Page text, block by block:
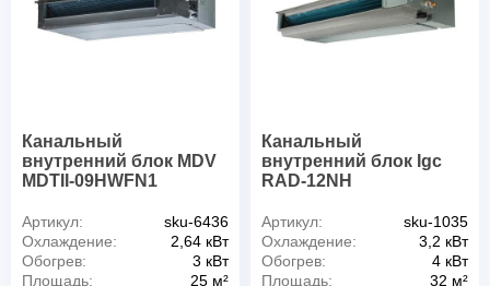
Канальный
внутренний блок MDV
MDTII-09HWFN1
Артикул:
sku-6436
Охлаждение:
2,64 кВт
Обогрев:
3 кВт
Площадь:
25 м²
Канальный
внутренний блок Igc
RAD-12NH
Артикул:
sku-1035
Охлаждение:
3,2 кВт
Обогрев:
4 кВт
Площадь:
32 м²